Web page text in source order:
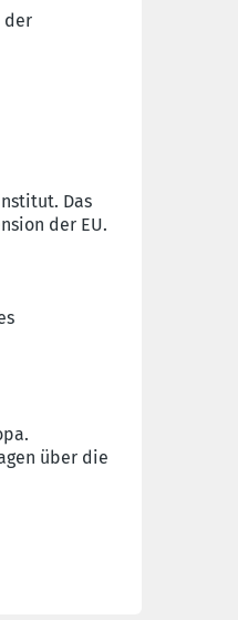
der
Das
der EU.
über die